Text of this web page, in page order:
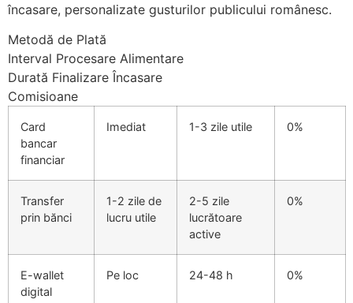
încasare, personalizate gusturilor publicului românesc.
Metodă de Plată
Interval Procesare Alimentare
Durată Finalizare Încasare
Comisioane
Card
bancar
financiar
Imediat 1-3 zile utile 0%
Transfer
prin bănci
1-2 zile de
lucru utile
2-5 zile
lucrătoare
active
0%
E-wallet
digital
Pe loc 24-48 h 0%